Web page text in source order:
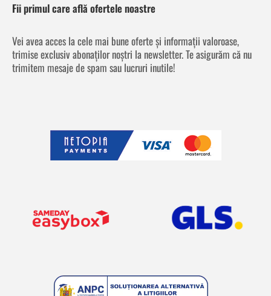
Fii primul care află ofertele noastre
Vei avea acces la cele mai bune oferte și informații valoroase,
trimise exclusiv abonaților noștri la newsletter. Te asigurăm că nu
trimitem mesaje de spam sau lucruri inutile!